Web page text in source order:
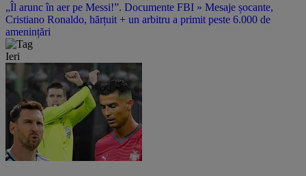
„Îl arunc în aer pe Messi!”. Documente FBI » Mesaje șocante,
Cristiano Ronaldo, hărțuit + un arbitru a primit peste 6.000 de
amenințări
Ieri